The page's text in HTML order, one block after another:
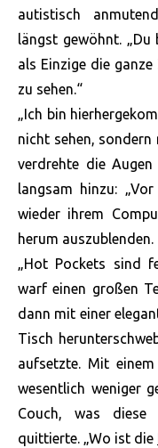
autistisch
längst gewöhnt.
als Einzige die
zu sehen.“
„Ich bin
nicht sehen, sondern
verdrehte die
langsam hinzu:
wieder ihrem
herum auszublenden.
„Hot Pockets sind
warf einen großen
dann mit einer
Tisch
aufsetzte. Mit
wesentlich weniger
Couch, was diese
quittierte. „Wo ist die